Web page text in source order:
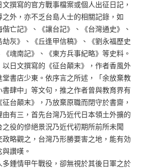
撰寫的官方戰事檔案或個人出征日記，
外，亦不乏台島人士的相關記錄，如
偕亡記》、《讓台記》、《台灣通史》、
劫灰》、《丘逢甲信稿》、《劉永福歷史
魂南記》、《東方兵事紀略》等史料。
日文撰寫的《征台顛末》，作者香風外
書店少東。依序言之所述，「余放棄教
肆中」等文句，推之作者曾與教育界有
台顛末》，乃放棄原職而閉守於書齋，
有三，首先台灣乃近代日本領土外擴的
役的慘絕景況乃近代初期所前所未聞
略觀之，台灣乃形勝要害之地，能有効
讚嘆。
鍾情甲午戰役，卻無視於其後日軍之於